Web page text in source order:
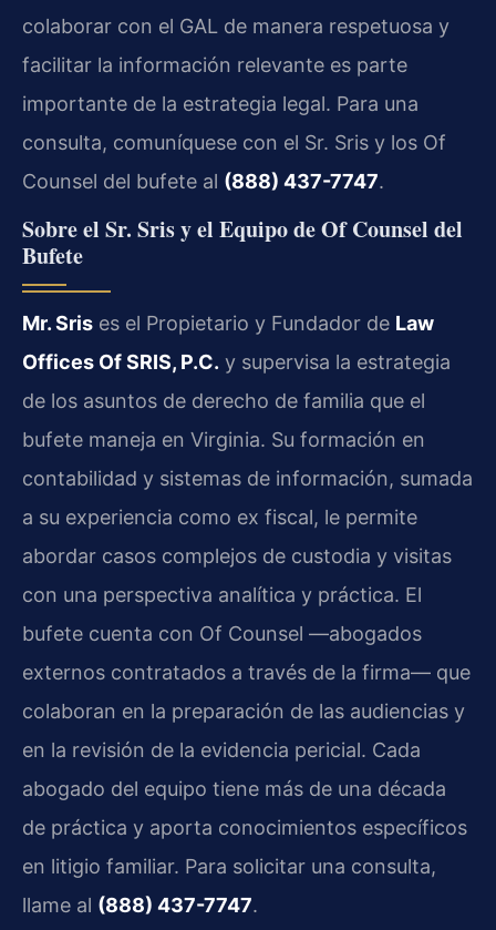
colaborar con el GAL de manera respetuosa y
facilitar la información relevante es parte
importante de la estrategia legal. Para una
consulta, comuníquese con el Sr. Sris y los Of
Counsel del bufete al (888) 437-7747.
Sobre el Sr. Sris y el Equipo de Of Counsel del
Bufete
Mr. Sris es el Propietario y Fundador de Law
Offices Of SRIS, P.C. y supervisa la estrategia
de los asuntos de derecho de familia que el
bufete maneja en Virginia. Su formación en
contabilidad y sistemas de información, sumada
a su experiencia como ex fiscal, le permite
abordar casos complejos de custodia y visitas
con una perspectiva analítica y práctica. El
bufete cuenta con Of Counsel —abogados
externos contratados a través de la firma— que
colaboran en la preparación de las audiencias y
en la revisión de la evidencia pericial. Cada
abogado del equipo tiene más de una década
de práctica y aporta conocimientos específicos
en litigio familiar. Para solicitar una consulta,
llame al (888) 437-7747.